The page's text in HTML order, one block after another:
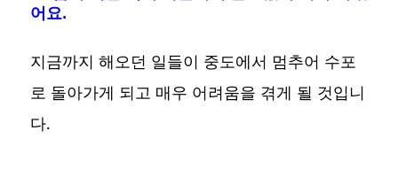
어요.
지금까지 해오던 일들이 중도에서 멈추어 수포
로 돌아가게 되고 매우 어려움을 겪게 될 것입니
다.